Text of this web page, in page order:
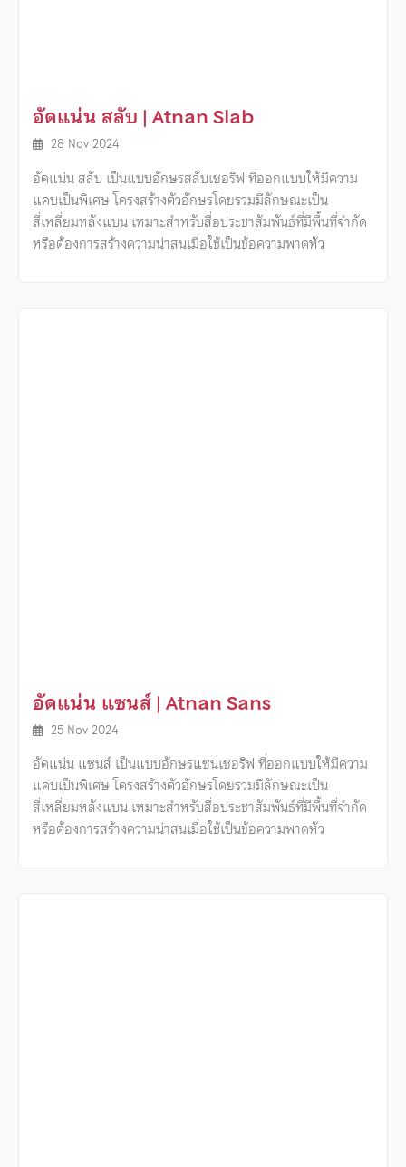
อัดแน่น สลับ | Atnan Slab
28 Nov 2024
อัดแน่น สลับ เป็นแบบอักษรสลับเซอริฟ ที่ออกแบบให้มีความ
แคบเป็นพิเศษ โครงสร้างตัวอักษรโดยรวมมีลักษณะเป็น
สี่เหลี่ยมหลังแบน เหมาะสำหรับสื่อประชาสัมพันธ์ที่มีพื้นที่จำกัด
หรือต้องการสร้างความน่าสนเมื่อใช้เป็นข้อความพาดหัว
อัดแน่น แซนส์ | Atnan Sans
25 Nov 2024
อัดแน่น แซนส์ เป็นแบบอักษรแซนเซอริฟ ที่ออกแบบให้มีความ
แคบเป็นพิเศษ โครงสร้างตัวอักษรโดยรวมมีลักษณะเป็น
สี่เหลี่ยมหลังแบน เหมาะสำหรับสื่อประชาสัมพันธ์ที่มีพื้นที่จำกัด
หรือต้องการสร้างความน่าสนเมื่อใช้เป็นข้อความพาดหัว